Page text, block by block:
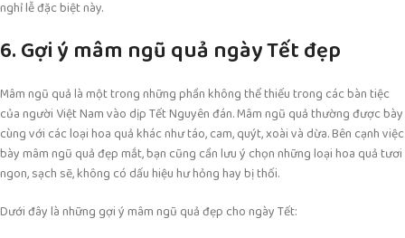
nghỉ lễ đặc biệt này.
6. Gợi ý mâm ngũ quả ngày Tết đẹp
Mâm ngũ quả là một trong những phần không thể thiếu trong các bàn tiệc
của người Việt Nam vào dịp Tết Nguyên đán. Mâm ngũ quả thường được bày
cùng với các loại hoa quả khác như táo, cam, quýt, xoài và dừa. Bên cạnh việc
bày mâm ngũ quả đẹp mắt, bạn cũng cần lưu ý chọn những loại hoa quả tươi
ngon, sạch sẽ, không có dấu hiệu hư hỏng hay bị thối.
Dưới đây là những gợi ý mâm ngũ quả đẹp cho ngày Tết: